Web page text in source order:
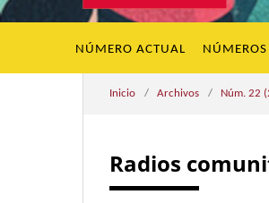
NÚMERO ACTUAL
Inicio / Archivos / Núm. 22
Radios